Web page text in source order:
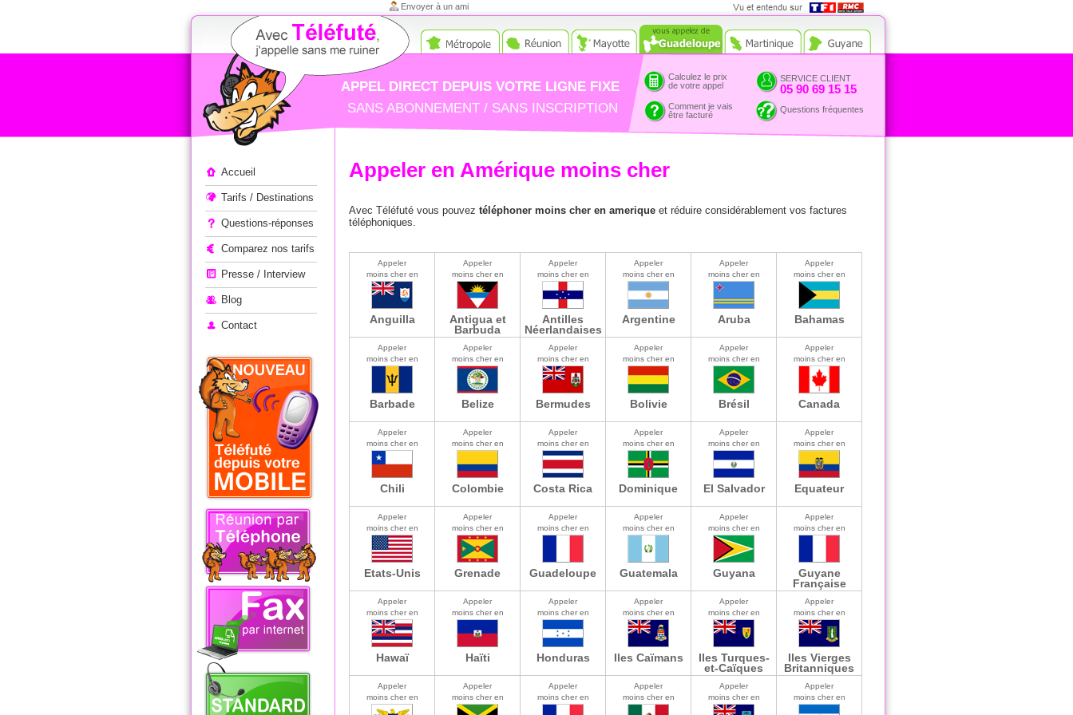
Envoyer à un ami
RMC
APPEL DIRECT DEPUIS VOTRE LIGNE FIXE
SANS ABONNEMENT / SANS INSCRIPTION
Calculez le prix
de votre appel
SERVICE CLIENT
05 90 69 15 15
Comment je vais
être facturé
Questions fréquentes
Accueil
Tarifs / Destinations
Questions-réponses
Comparez nos tarifs
Presse / Interview
Blog
Contact
Appeler en Amérique moins cher
Avec Téléfuté vous pouvez téléphoner moins cher en amerique et réduire considérablement vos factures
téléphoniques.
Appeler
moins cher en
Anguilla
Appeler
moins cher en
Antigua et
Barbuda
Appeler
moins cher en
Antilles
Néerlandaises
Appeler
moins cher en
Argentine
Appeler
moins cher en
Aruba
Appeler
moins cher en
Bahamas
Appeler
moins cher en
Barbade
Appeler
moins cher en
Belize
Appeler
moins cher en
Bermudes
Appeler
moins cher en
Bolivie
Appeler
moins cher en
Brésil
Appeler
moins cher en
Canada
Appeler
moins cher en
Chili
Appeler
moins cher en
Colombie
Appeler
moins cher en
Costa Rica
Appeler
moins cher en
Dominique
Appeler
moins cher en
El Salvador
Appeler
moins cher en
Equateur
Appeler
moins cher en
Etats-Unis
Appeler
moins cher en
Grenade
Appeler
moins cher en
Guadeloupe
Appeler
moins cher en
Guatemala
Appeler
moins cher en
Guyana
Appeler
moins cher en
Guyane
Française
Appeler
moins cher en
Hawaï
Appeler
moins cher en
Haïti
Appeler
moins cher en
Honduras
Appeler
moins cher en
Iles Caïmans
Appeler
moins cher en
Iles Turques-
et-Caïques
Appeler
moins cher en
Iles Vierges
Britanniques
Appeler
moins cher en
Appeler
moins cher en
Appeler
moins cher en
Appeler
moins cher en
Appeler
moins cher en
Appeler
moins cher en